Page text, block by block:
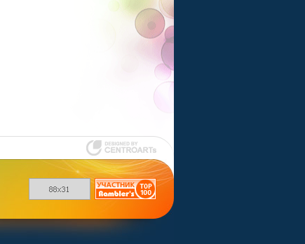
Шаблоны для
uCoz